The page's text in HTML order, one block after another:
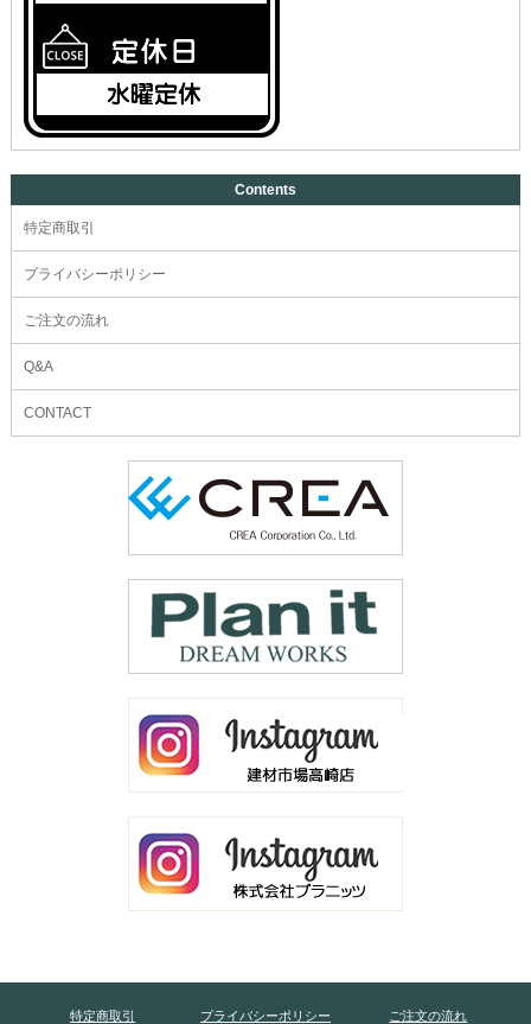
Contents
特定商取引
プライバシーポリシー
ご注文の流れ
Q&A
CONTACT
特定商取引 プライバシーポリシー ご注文の流れ